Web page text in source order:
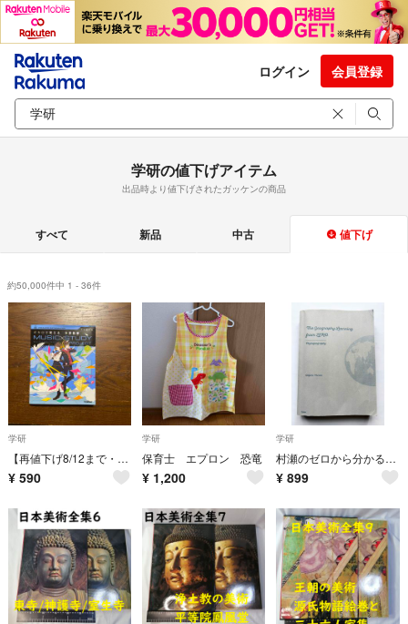
ログイン 会員登録
学研の値下げアイテム
出品時より値下げされたガッケンの商品
すべて 新品 中古 値下げ
約50,000件中 1 - 36件
学研
【再値下げ8/12まで・新古本】ボカロで覚える中学数学 CD付き 初音ミク
¥ 590
学研
保育士 エプロン 恐竜
¥ 1,200
学研
村瀬のゼロから分かる地理B 系統地理編 大学受験
¥ 899